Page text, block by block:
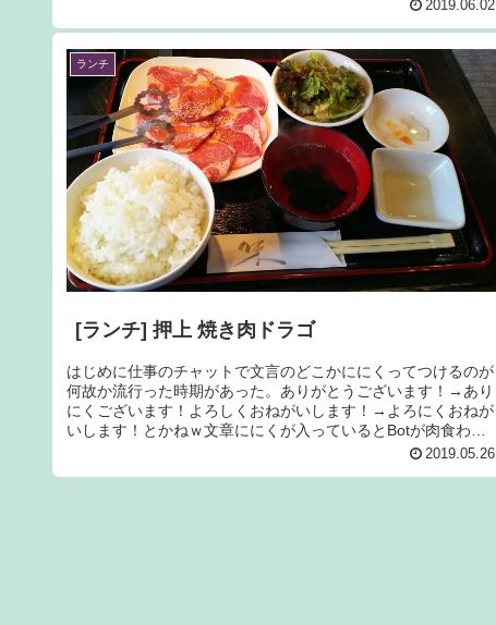
2019.06.02
ランチ
[ランチ] 押上 焼き肉ドラゴ
はじめに仕事のチャットで文言のどこかににくってつけるのが
何故か流行った時期があった。ありがとうございます！→あり
にくございます！よろしくおねがいします！→よろにくおねが
いします！とかねｗ文章ににくが入っているとBotが肉食わせ
2019.05.26